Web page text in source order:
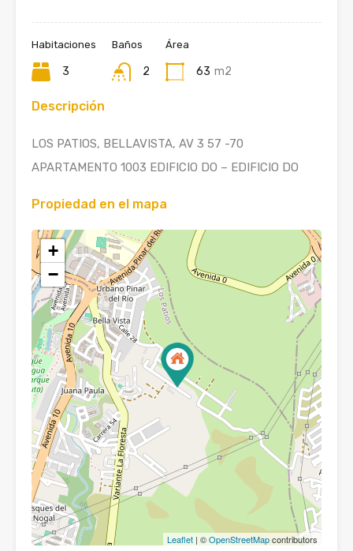
Habitaciones
3
Baños
2
Área
63 m2
Descripción
LOS PATIOS, BELLAVISTA, AV 3 57 -70
APARTAMENTO 1003 EDIFICIO DO – EDIFICIO DO
Propiedad en el mapa
+
−
Leaflet | ©OpenStreetMapcontributors